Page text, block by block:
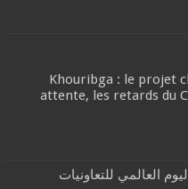
Khouribga : le projet
attente, les retards du
العالمي للتعاونيات